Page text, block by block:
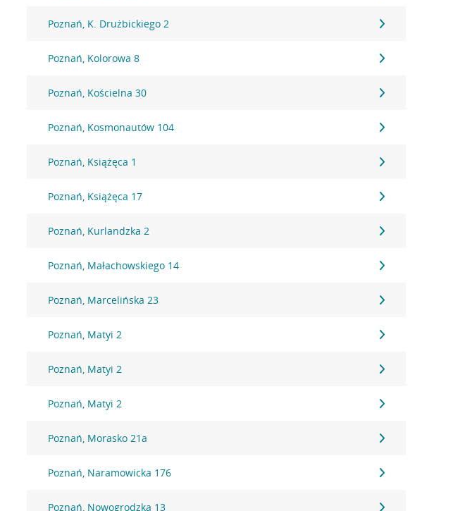
Poznań, K. Drużbickiego 2
Poznań, Kolorowa 8
Poznań, Kościelna 30
Poznań, Kosmonautów 104
Poznań, Książęca 1
Poznań, Książęca 17
Poznań, Kurlandzka 2
Poznań, Małachowskiego 14
Poznań, Marcelińska 23
Poznań, Matyi 2
Poznań, Matyi 2
Poznań, Matyi 2
Poznań, Morasko 21a
Poznań, Naramowicka 176
Poznań, Nowogrodzka 13